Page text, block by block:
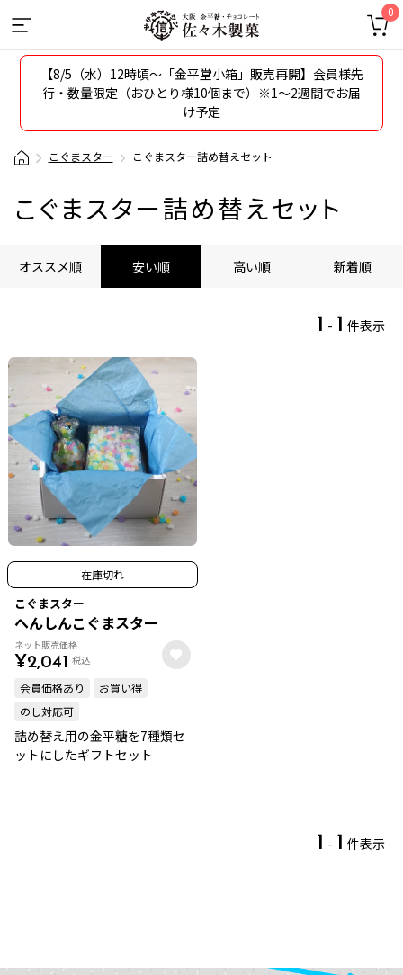
0
【8/5（水）12時頃〜「金平堂小箱」販売再開】会員様先
行・数量限定（おひとり様10個まで）※1～2週間でお届
け予定
こぐまスター こぐまスター詰め替えセット
こぐまスター詰め替えセット
オススメ順 安い順 高い順 新着順
1 - 1 件表示
在庫切れ
こぐまスター
へんしんこぐまスター
ネット販売価格
¥2,041 税込
会員価格あり
お買い得
のし対応可
詰め替え用の金平糖を7種類セ
ットにしたギフトセット
1 - 1 件表示